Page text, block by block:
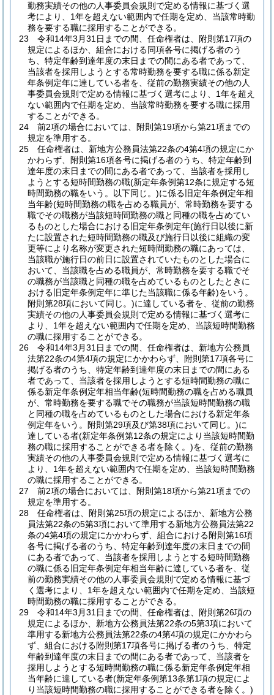
勤務実績その他の人事委員会規則で定める情報に基づく選
考により、1年を超えない範囲内で任期を定め、当該常時勤
務を要する職に採用することができる。
23
令和14年3月31日までの間、任命権者は、附則第17項の
規定によるほか、組合における同項各号に掲げる者のう
ち、特定年齢到達年度の末日までの間にある者であって、
当該者を採用しようとする常時勤務を要する職に係る新定
年条例定年に達している者を、従前の勤務実績その他の人
事委員会規則で定める情報に基づく選考により、1年を超え
ない範囲内で任期を定め、当該常時勤務を要する職に採用
することができる。
24
前2項の場合においては、附則第19項から第21項までの
規定を準用する。
25
任命権者は、新地方公務員法第22条の4第4項の規定にか
かわらず、附則第16項各号に掲げる者のうち、特定年齢到
達年度の末日までの間にある者であって、当該者を採用し
ようとする短時間勤務の職(新定年条例第12条に規定する短
時間勤務の職をいう。以下同じ。)に係る旧定年条例定年相
当年齢(短時間勤務の職を占める職員が、常時勤務を要する
職でその職務が当該短時間勤務の職と同種の職を占めてい
るものとした場合における旧定年条例定年(施行日以後に新
たに設置された短時間勤務の職及び施行日以後に組織の変
更等により名称が変更された短時間勤務の職にあっては、
当該職が施行日の前日に設置されていたものとした場合に
おいて、当該職を占める職員が、常時勤務を要する職でそ
の職務が当該職と同種の職を占めているものとしたときに
おける旧定年条例定年に準じた当該職に係る年齢)をいう。
附則第28項において同じ。)に達している者を、従前の勤務
実績その他の人事委員会規則で定める情報に基づく選考に
より、1年を超えない範囲内で任期を定め、当該短時間勤務
の職に採用することができる。
26
令和14年3月31日までの間、任命権者は、新地方公務員
法第22条の4第4項の規定にかかわらず、附則第17項各号に
掲げる者のうち、特定年齢到達年度の末日までの間にある
者であって、当該者を採用しようとする短時間勤務の職に
係る新定年条例定年相当年齢(短時間勤務の職を占める職員
が、常時勤務を要する職でその職務が当該短時間勤務の職
と同種の職を占めているものとした場合における新定年条
例定年をいう。附則第29項及び第38項において同じ。)に
達している者(新定年条例第12条の規定により当該短時間勤
務の職に採用することができる者を除く。)を、従前の勤務
実績その他の人事委員会規則で定める情報に基づく選考に
より、1年を超えない範囲内で任期を定め、当該短時間勤務
の職に採用することができる。
27
前2項の場合においては、附則第18項から第21項までの
規定を準用する。
28
任命権者は、附則第25項の規定によるほか、新地方公務
員法第22条の5第3項において準用する新地方公務員法第22
条の4第4項の規定にかかわらず、組合における附則第16項
各号に掲げる者のうち、特定年齢到達年度の末日までの間
にある者であって、当該者を採用しようとする短時間勤務
の職に係る旧定年条例定年相当年齢に達している者を、従
前の勤務実績その他の人事委員会規則で定める情報に基づ
く選考により、1年を超えない範囲内で任期を定め、当該短
時間勤務の職に採用することができる。
29
令和14年3月31日までの間、任命権者は、附則第26項の
規定によるほか、新地方公務員法第22条の5第3項において
準用する新地方公務員法第22条の4第4項の規定にかかわら
ず、組合における附則第17項各号に掲げる者のうち、特定
年齢到達年度の末日までの間にある者であって、当該者を
採用しようとする短時間勤務の職に係る新定年条例定年相
当年齢に達している者(新定年条例第13条第1項の規定によ
り当該短時間勤務の職に採用することができる者を除く。)